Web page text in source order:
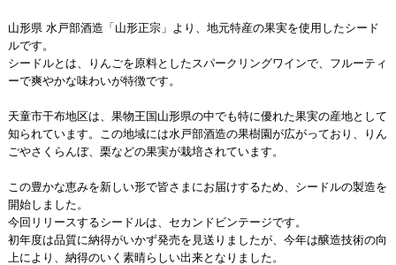
山形県 水戸部酒造「山形正宗」より、地元特産の果実を使用したシード
ルです。
シードルとは、りんごを原料としたスパークリングワインで、フルーティ
ーで爽やかな味わいが特徴です。
天童市干布地区は、果物王国山形県の中でも特に優れた果実の産地として
知られています。この地域には水戸部酒造の果樹園が広がっており、りん
ごやさくらんぼ、栗などの果実が栽培されています。
この豊かな恵みを新しい形で皆さまにお届けするため、シードルの製造を
開始しました。
今回リリースするシードルは、セカンドビンテージです。
初年度は品質に納得がいかず発売を見送りましたが、今年は醸造技術の向
上により、納得のいく素晴らしい出来となりました。